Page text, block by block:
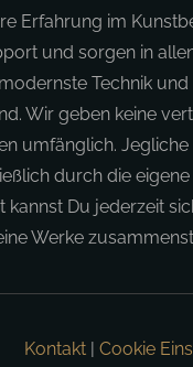
Erfahrung im
und sorgen in
Technik
Wir geben keine
umfänglich.
durch die
kannst Du jederzeit
Werke
Kontakt |Cookie